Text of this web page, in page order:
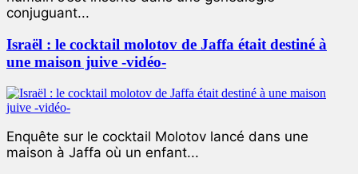
conjuguant...
Israël : le cocktail molotov de Jaffa était destiné à
une maison juive -vidéo-
Enquête sur le cocktail Molotov lancé dans une
maison à Jaffa où un enfant...